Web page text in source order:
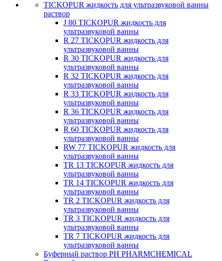
TICKOPUR жидкость для ультразвуковой ванны
раствор
J 80 TICKOPUR жидкость для
ультразвуковой ванны
R 27 TICKOPUR жидкость для
ультразвуковой ванны
R 30 TICKOPUR жидкость для
ультразвуковой ванны
R 32 TICKOPUR жидкость для
ультразвуковой ванны
R 33 TICKOPUR жидкость для
ультразвуковой ванны
R 36 TICKOPUR жидкость для
ультразвуковой ванны
R 60 TICKOPUR жидкость для
ультразвуковой ванны
RW 77 TICKOPUR жидкость для
ультразвуковой ванны
TR 13 TICKOPUR жидкость для
ультразвуковой ванны
TR 14 TICKOPUR жидкость для
ультразвуковой ванны
TR 2 TICKOPUR жидкость для
ультразвуковой ванны
TR 3 TICKOPUR жидкость для
ультразвуковой ванны
TR 7 TICKOPUR жидкость для
ультразвуковой ванны
Буферный раствор PH PHARMCHEMICAL